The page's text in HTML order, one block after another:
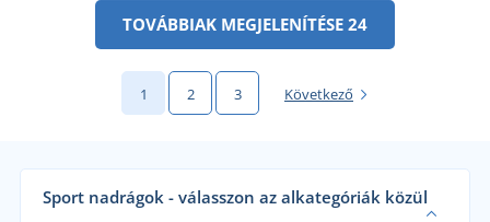
TOVÁBBIAK MEGJELENÍTÉSE 24
1 2 3 Következő
Sport nadrágok - válasszon az alkategóriák közül